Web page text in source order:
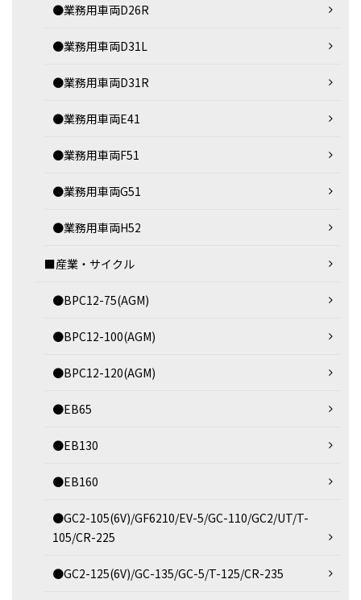
●業務用車両D26R
●業務用車両D31L
●業務用車両D31R
●業務用車両E41
●業務用車両F51
●業務用車両G51
●業務用車両H52
■産業・サイクル
●BPC12-75(AGM)
●BPC12-100(AGM)
●BPC12-120(AGM)
●EB65
●EB130
●EB160
●GC2-105(6V)/GF6210/EV-5/GC-110/GC2/UT/T-
105/CR-225
●GC2-125(6V)/GC-135/GC-5/T-125/CR-235